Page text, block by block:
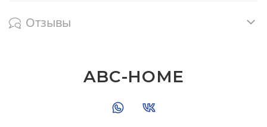
Отзывы
ABC-HOME